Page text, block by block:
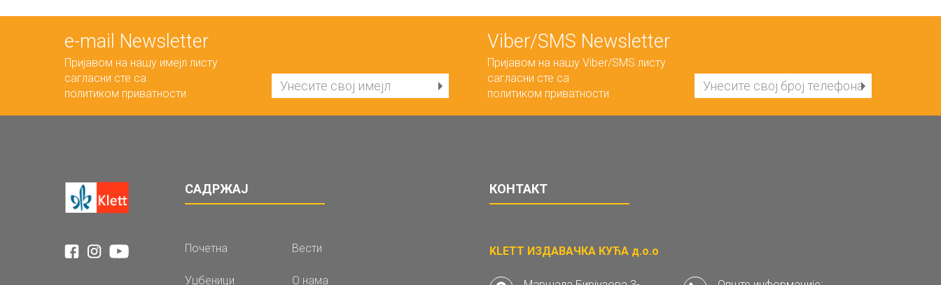
е-mail Newsletter
Пријавом на нашу имејл листу
сагласни сте са
политиком приватности
Viber/SMS Newsletter
Пријавом на нашу Viber/SMS листу
сагласни сте са
политиком приватности
САДРЖАЈ
Почетна Вести
Уџбеници О нама
КОНТАКТ
KLETT ИЗДАВАЧКА КУЋА д.о.о